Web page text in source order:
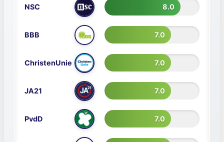
Scores van partijen voor Lokaal
NSC 8.0
BBB 7.0
ChristenUnie 7.0
JA21 7.0
PvdD 7.0